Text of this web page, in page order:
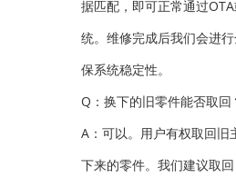
据匹配，即可正常通过
统。维修完成后我们会进
保系统稳定性。
Q：换下的旧零件能否取回
A：可以。用户有权取回旧
下来的零件。我们建议取